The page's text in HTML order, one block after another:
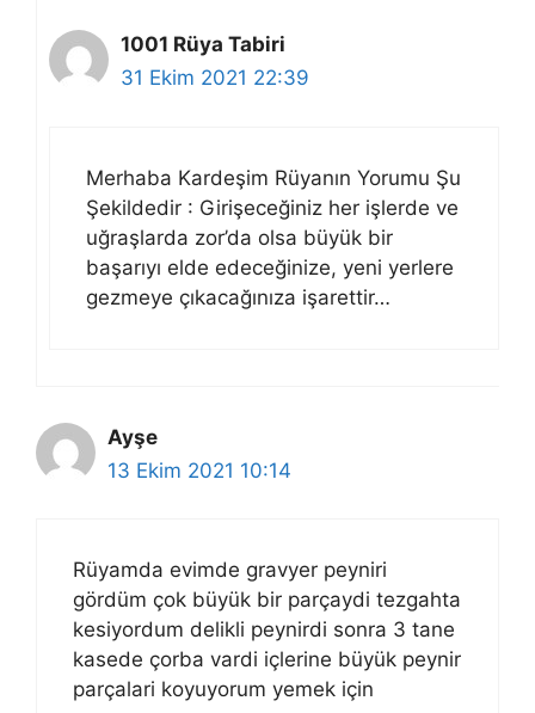
1001 Rüya Tabiri
31 Ekim 2021 22:39
Merhaba Kardeşim Rüyanın Yorumu Şu
Şekildedir : Girişeceğiniz her işlerde ve
uğraşlarda zor’da olsa büyük bir
başarıyı elde edeceğinize, yeni yerlere
gezmeye çıkacağınıza işarettir…
Ayşe
13 Ekim 2021 10:14
Rüyamda evimde gravyer peyniri
gördüm çok büyük bir parçaydi tezgahta
kesiyordum delikli peynirdi sonra 3 tane
kasede çorba vardi içlerine büyük peynir
parçalari koyuyorum yemek için